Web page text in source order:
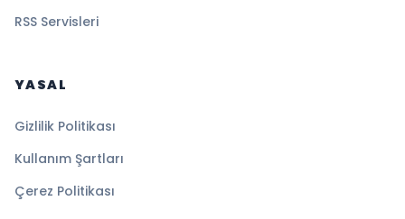
RSS Servisleri
YASAL
Gizlilik Politikası
Kullanım Şartları
Çerez Politikası